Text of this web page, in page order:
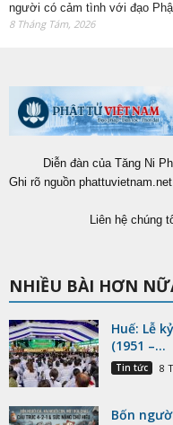
người có cảm tình với đạo
8 Tháng Tám, 2026
Diễn đàn của Tăng Ni
Ghi rõ nguồn
Liên hệ chúng
NHIỀU BÀI HƠN
Huế: Lễ
(1951 –...
Tin tức 8
Bốn